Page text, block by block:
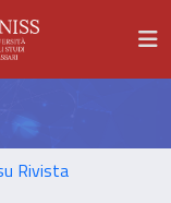
Rivista